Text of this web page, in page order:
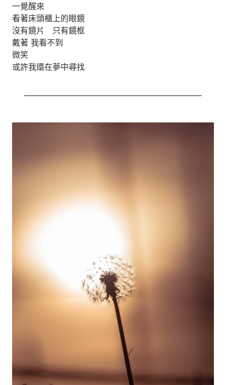
一覺醒來
看著床頭櫃上的眼鏡
沒有鏡片 只有鏡框
戴著 我看不到
微笑
或許我還在夢中尋找
——————————————————————